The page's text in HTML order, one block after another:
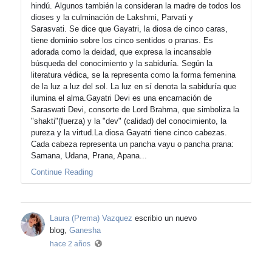
hindú. Algunos también la consideran la madre de todos los
dioses y la culminación de Lakshmi, Parvati y
Sarasvati. Se dice que Gayatri, la diosa de cinco caras,
tiene dominio sobre los cinco sentidos o pranas. Es
adorada como la deidad, que expresa la incansable
búsqueda del conocimiento y la sabiduría. Según la
literatura védica, se la representa como la forma femenina
de la luz a luz del sol. La luz en sí denota la sabiduría que
ilumina el alma.Gayatri Devi es una encarnación de
Saraswati Devi, consorte de Lord Brahma, que simboliza la
"shakti"(fuerza) y la "dev" (calidad) del conocimiento, la
pureza y la virtud.La diosa Gayatri tiene cinco cabezas.
Cada cabeza representa un pancha vayu o pancha prana:
Samana, Udana, Prana, Apana...
Continue Reading
Laura (Prema) Vazquez escribio un nuevo
blog, Ganesha
hace 2 años